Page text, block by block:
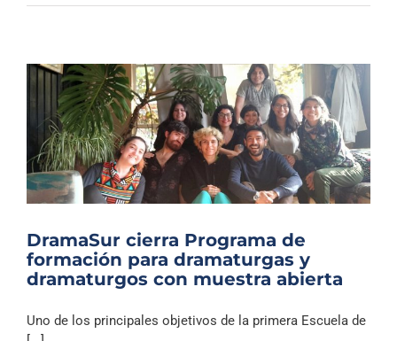
DramaSur cierra Programa de
formación para dramaturgas y
dramaturgos con muestra abierta
Uno de los principales objetivos de la primera Escuela de